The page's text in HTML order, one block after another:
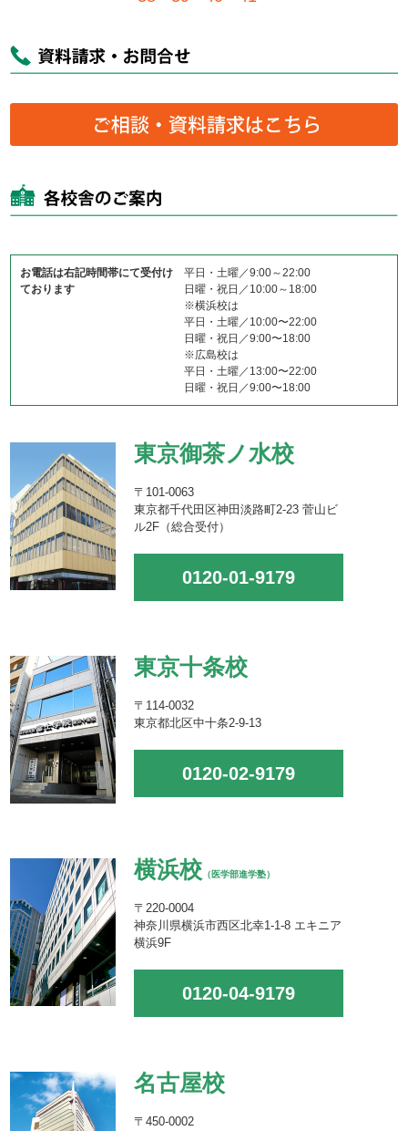
お電話は右記時間帯にて受付け
ております
平日・土曜／9:00～22:00
日曜・祝日／10:00～18:00
※横浜校は
平日・土曜／10:00〜22:00
日曜・祝日／9:00〜18:00
※広島校は
平日・土曜／13:00〜22:00
日曜・祝日／9:00〜18:00
東京御茶ノ水校
〒101-0063
東京都千代田区神田淡路町2-23 菅山ビ
ル2F（総合受付）
0120-01-9179
東京十条校
〒114-0032
東京都北区中十条2-9-13
0120-02-9179
横浜校 （医学部進学塾）
〒220-0004
神奈川県横浜市西区北幸1-1-8 エキニア
横浜9F
0120-04-9179
名古屋校
〒450-0002